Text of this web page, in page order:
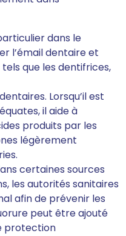
dans le
l’émail dentaire et
que les dentifrices,
Lorsqu’il est
il aide à
produits par les
légèrement
certaines sources
les autorités sanitaires
afin de prévenir les
peut être ajouté
protection